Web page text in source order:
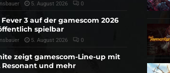
5. August 2026 0
3 auf der gamescom 2026
spielbar
5. August 2026 0
zeigt gamescom-Line-up mit
Resonant und mehr